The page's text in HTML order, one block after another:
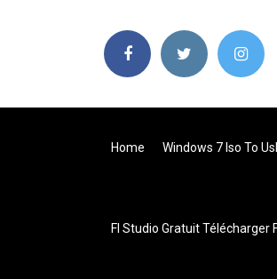
Home Windows 7 Iso To
Fl Studio Gratuit Télécharger